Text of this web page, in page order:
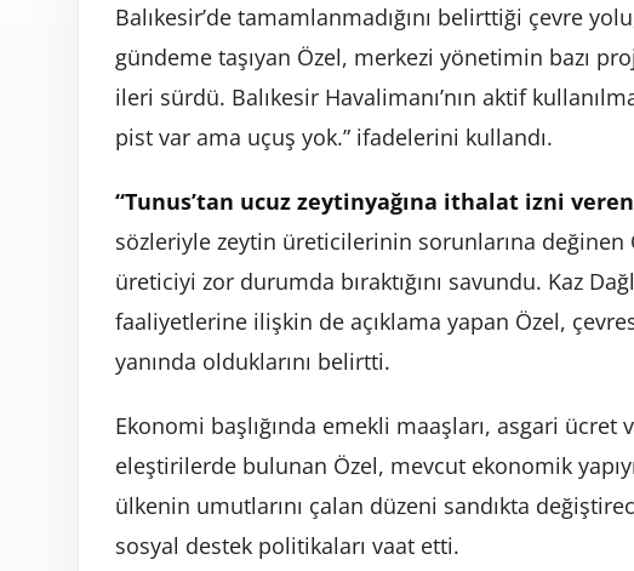
Balıkesir’de tamamlanmadığını belirttiği çevre
gündeme taşıyan Özel, merkezi yönetimin bazı
ileri sürdü. Balıkesir Havalimanı’nın aktif
pist var ama uçuş yok.” ifadelerini kullandı.
“Tunus’tan ucuz zeytinyağına ithalat izni
sözleriyle zeytin üreticilerinin sorunlarına değinen
üreticiyi zor durumda bıraktığını savundu. Kaz
faaliyetlerine ilişkin de açıklama yapan Özel,
yanında olduklarını belirtti.
Ekonomi başlığında emekli maaşları, asgari
eleştirilerde bulunan Özel, mevcut ekonomik
ülkenin umutlarını çalan düzeni sandıkta
sosyal destek politikaları vaat etti.